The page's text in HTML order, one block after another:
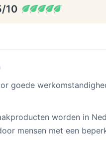
10
goede
worden in
mensen met een